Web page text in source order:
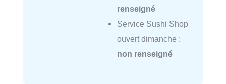
renseigné
Service Sushi Shop
ouvert dimanche :
non renseigné